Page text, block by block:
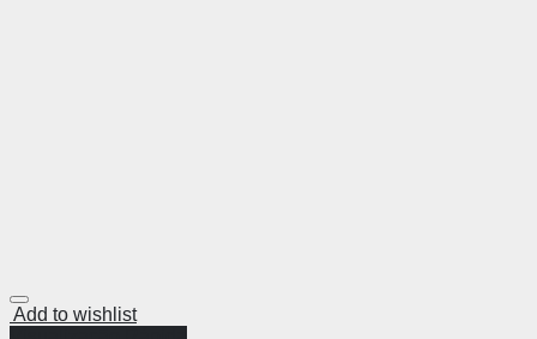
Add to wishlist